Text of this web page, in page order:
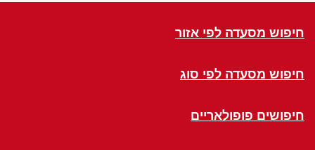
חיפוש מסעדה לפי אזור
חיפוש מסעדה לפי סוג
חיפושים פופולאריים